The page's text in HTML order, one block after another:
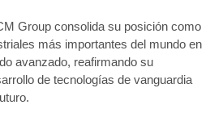
Group consolida su posición como
más importantes del mundo en
avanzado, reafirmando su
de tecnologías de vanguardia